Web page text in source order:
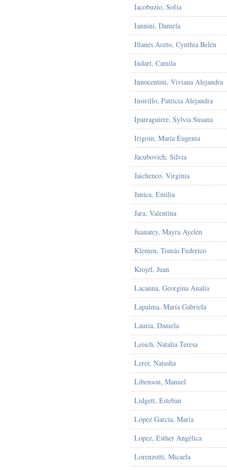
Iacobuzio, Sofía
Iannini, Daniela
Illanes Aceto, Cynthia Belén
Indart, Camila
Innocentini, Viviana Alejandra
Insirillo, Patricia Alejandra
Iparraguirre, Sylvia Susana
Irigoin, María Eugenia
Jacubovich, Silvia
Jaichenco, Virginia
Janica, Emilia
Jara, Valentina
Juanatey, Mayra Ayelén
Klemen, Tomás Federico
Krojzl, Juan
Lacanna, Georgina Analía
Lapalma, María Gabriela
Lauria, Daniela
Leisch, Natalia Teresa
Lerer, Natasha
Libenson, Manuel
Lidgett, Esteban
López García, María
Lopez, Esther Angélica
Lorenzotti, Micaela